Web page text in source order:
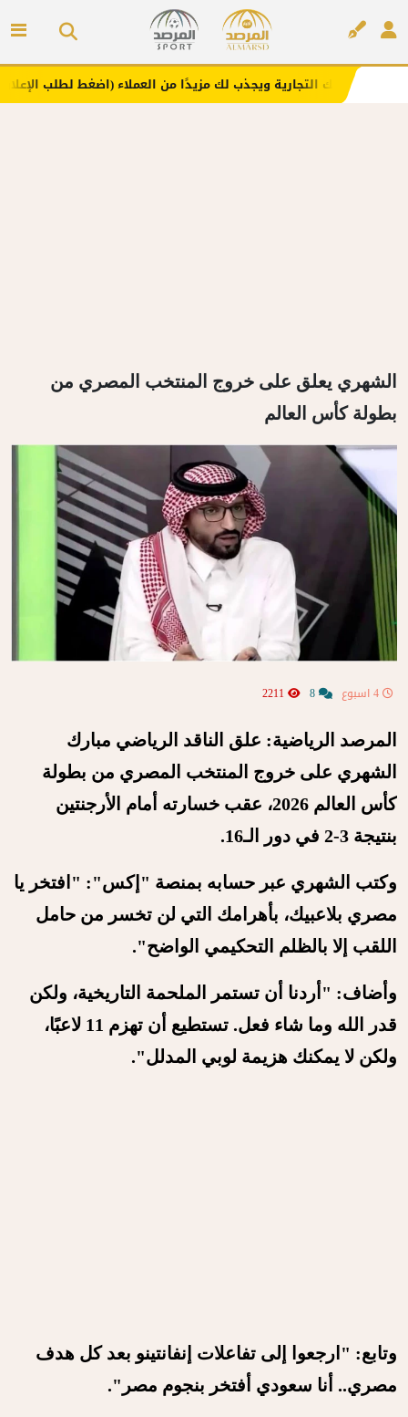
التجارية ويجذب لك مزيدًا من العملاء (اضغط لطلب الإعلان)
الشهري يعلق على خروج المنتخب المصري من
بطولة كأس العالم
المرصد الرياضية: علق الناقد الرياضي مبارك
الشهري على خروج المنتخب المصري من بطولة
كأس العالم 2026، عقب خسارته أمام الأرجنتين
بنتيجة 3-2 في دور الـ16.
وكتب الشهري عبر حسابه بمنصة "إكس": "افتخر يا
مصري بلاعبيك، بأهرامك التي لن تخسر من حامل
اللقب إلا بالظلم التحكيمي الواضح".
وأضاف: "أردنا أن تستمر الملحمة التاريخية، ولكن
قدر الله وما شاء فعل. تستطيع أن تهزم 11 لاعبًا،
ولكن لا يمكنك هزيمة لوبي المدلل".
وتابع: "ارجعوا إلى تفاعلات إنفانتينو بعد كل هدف
مصري.. أنا سعودي أفتخر بنجوم مصر".